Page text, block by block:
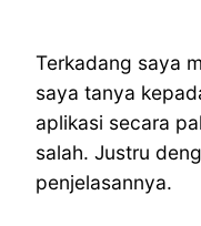
Terkadang saya
saya tanya
aplikasi secara
salah. Justru
penjelasannya.